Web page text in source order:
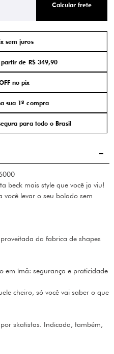
Calcular frete
sem juros
de R$ 349,90
no pix
sua 1ª compra
para todo o Brasil
beck mais style que você ja viu!
você levar o seu bolado sem
da fabrica de shapes
em ímã: segurança e praticidade
cheiro, só você vai saber o que
skatistas. Indicada, também,